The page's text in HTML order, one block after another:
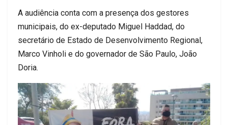
A audiência conta com a presença dos gestores
municipais, do ex-deputado Miguel Haddad, do
secretário de Estado de Desenvolvimento Regional,
Marco Vinholi e do governador de São Paulo, João
Doria.